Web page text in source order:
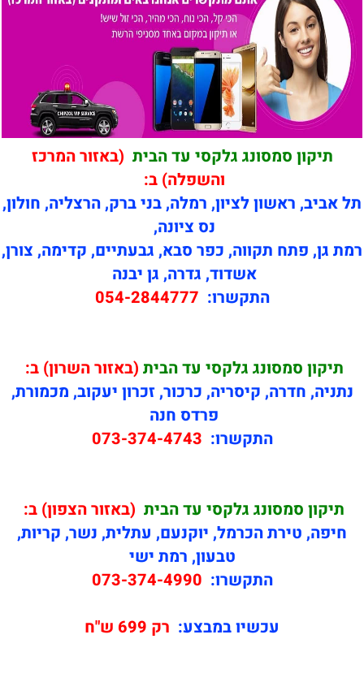
תיקון סמסונג גלקסי עד הבית (באזור המרכז
והשפלה) ב:
תל אביב, ראשון לציון, רמלה, בני ברק, הרצליה, חולון,
נס ציונה,
רמת גן, פתח תקווה, כפר סבא, גבעתיים, קדימה, צורן,
אשדוד, גדרה, גן יבנה
התקשרו: 054-2844777
תיקון סמסונג גלקסי עד הבית (באזור השרון) ב:
נתניה, חדרה, קיסריה, כרכור, זכרון יעקוב, מכמורת,
פרדס חנה
התקשרו: 073-374-4743
תיקון סמסונג גלקסי עד הבית (באזור הצפון) ב:
חיפה, טירת הכרמל, יוקנעם, עתלית, נשר, קריות,
טבעון, רמת ישי
התקשרו: 073-374-4990
עכשיו במבצע: רק 699 ש"ח